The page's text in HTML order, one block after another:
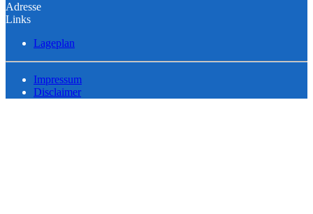
Adresse
Links
Lageplan
Impressum
Disclaimer